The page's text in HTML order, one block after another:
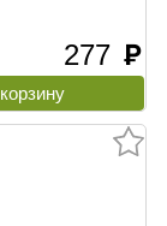
277 руб